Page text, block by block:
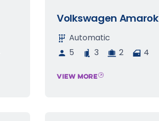
Volkswagen Amarok
Automatic
5
3 2 4
VIEW MORE